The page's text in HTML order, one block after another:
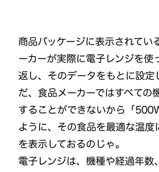
商品パッケージに表示されてい
ーカーが実際に電子レンジを使
返し、そのデータをもとに設定
だ、食品メーカーではすべての
することができないから「500
ように、その食品を最適な温度
を表示しておるのじゃ。
電子レンジは、機種や経過年数